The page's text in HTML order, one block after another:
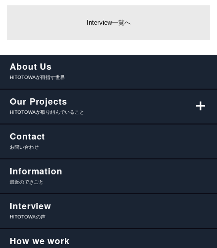
Interview一覧へ
About Us
HITOTOWAが目指す世界
Our Projects
HITOTOWAが取り組んでいること
Contact
お問い合わせ
Information
最近のできごと
Interview
HITOTOWAの声
How we work